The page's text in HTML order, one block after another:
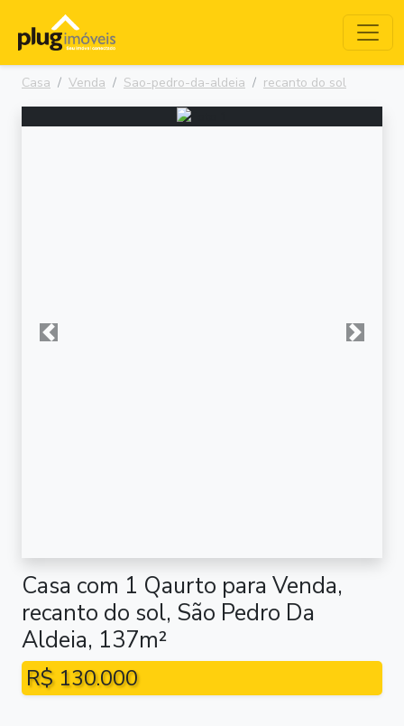
Casa Venda Sao-pedro-da-aldeia recanto do sol
Anterior Próxima
Casa com 1 Qaurto para Venda,
recanto do sol, São Pedro Da
Aldeia, 137m²
R$ 130.000